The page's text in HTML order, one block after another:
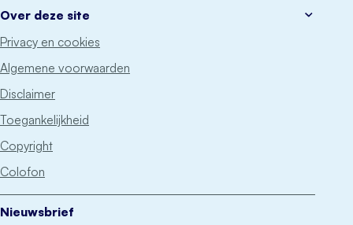
Over deze site
Privacy en cookies
Algemene voorwaarden
Disclaimer
Toegankelijkheid
Copyright
Colofon
Nieuwsbrief